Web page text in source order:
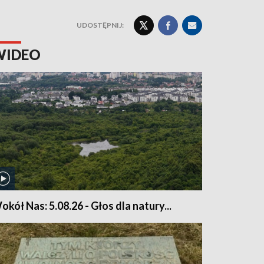
UDOSTĘPNIJ:
Nas: 5.08.26 - Głos dla natury...